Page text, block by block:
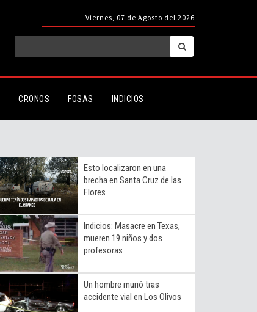
Viernes, 07 de Agosto del 2026
CRONOS FOSAS INDICIOS
Esto localizaron en una
brecha en Santa Cruz de las
Flores
Indicios: Masacre en Texas,
mueren 19 niños y dos
profesoras
Un hombre murió tras
accidente vial en Los Olivos